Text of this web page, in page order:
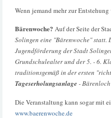
Wenn jemand mehr zur
Bärenwoche? Auf der Seite der
Solingen eine "Bärenwoche" statt.
Jugendförderung der Stadt
Grundschulealter und der 5. - 6.
traditionsgemäß in der ersten
Tageserholungsanlage -
Die Veranstaltung kann sogar mit
www.baerenwoche.de